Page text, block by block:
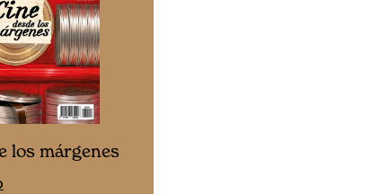
los márgenes